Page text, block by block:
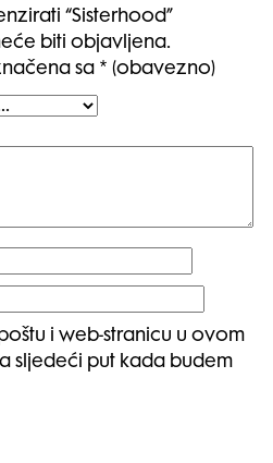
“Sisterhood”
biti objavljena.
sa * (obavezno)
i web-stranicu u ovom
sljedeći put kada budem